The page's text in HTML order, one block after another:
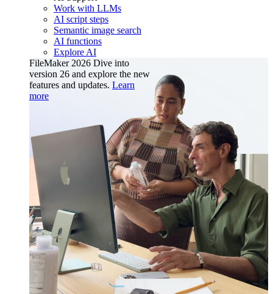
Work with LLMs
AI script steps
Semantic image search
AI functions
Explore AI
FileMaker 2026 Dive into
version 26 and explore the new
features and updates. Learn
more